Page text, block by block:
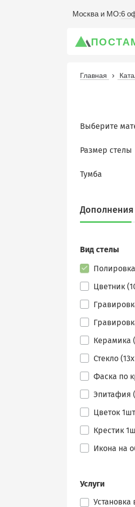
Москва и МО:6
Главная
Выберите
Размер стелы
Тумба
Дополнения
Вид стелы
Цветник
Керамика
Стекло
Фаска по
Эпитафия
Цветок
Крестик
Икона на
Услуги
Установка